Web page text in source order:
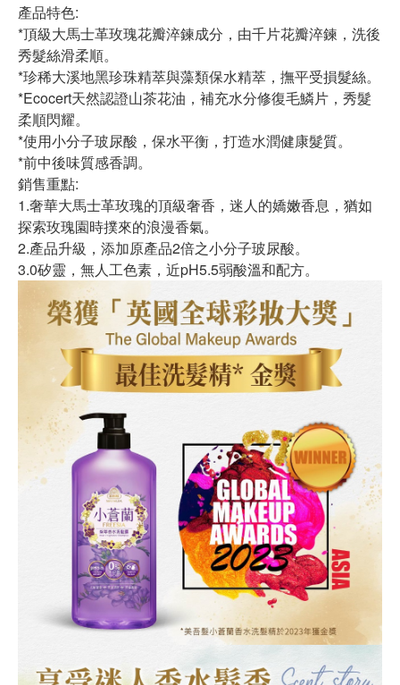
產品特色:
*頂級大馬士革玫瑰花瓣淬鍊成分，由千片花瓣淬鍊，洗後
秀髮絲滑柔順。
*珍稀大溪地黑珍珠精萃與藻類保水精萃，撫平受損髮絲。
*Ecocert天然認證山茶花油，補充水分修復毛鱗片，秀髮
柔順閃耀。
*使用小分子玻尿酸，保水平衡，打造水潤健康髮質。
*前中後味質感香調。
銷售重點:
1.奢華大馬士革玫瑰的頂級奢香，迷人的嬌嫩香息，猶如
探索玫瑰園時撲來的浪漫香氣。
2.產品升級，添加原產品2倍之小分子玻尿酸。
3.0矽靈，無人工色素，近pH5.5弱酸溫和配方。